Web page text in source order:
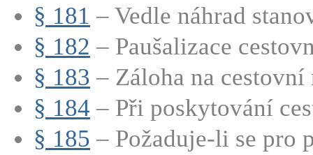
§ 181 – Vedle náhrad
§ 182 – Paušalizace
§ 183 – Záloha na cestovní
§ 184 – Při poskytování
§ 185 – Požaduje-li se pro